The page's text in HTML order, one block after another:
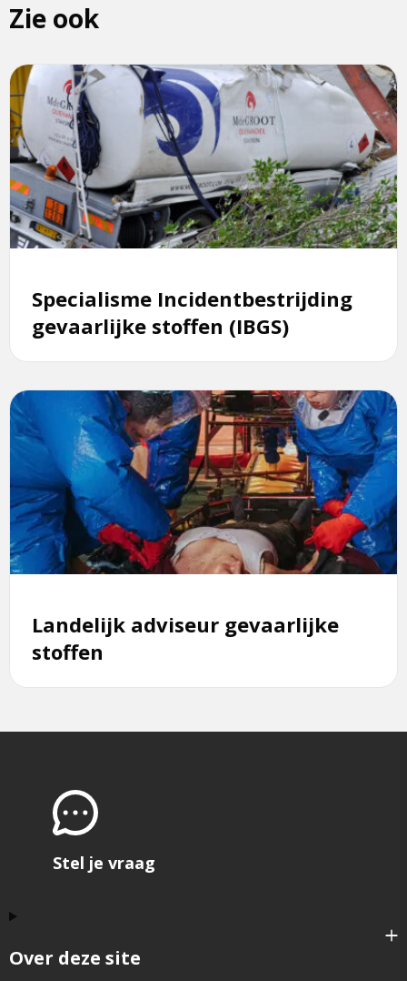
Zie ook
Specialisme Incidentbestrijding
gevaarlijke stoffen (IBGS)
Lees
meer
over
Specialisme
Incidentbestrijding
gevaarlijke
stoffen
(IBGS)
Landelijk adviseur gevaarlijke
stoffen
Lees
meer
over
Landelijk
adviseur
gevaarlijke
stoffen
Over deze site
Stel je vraag